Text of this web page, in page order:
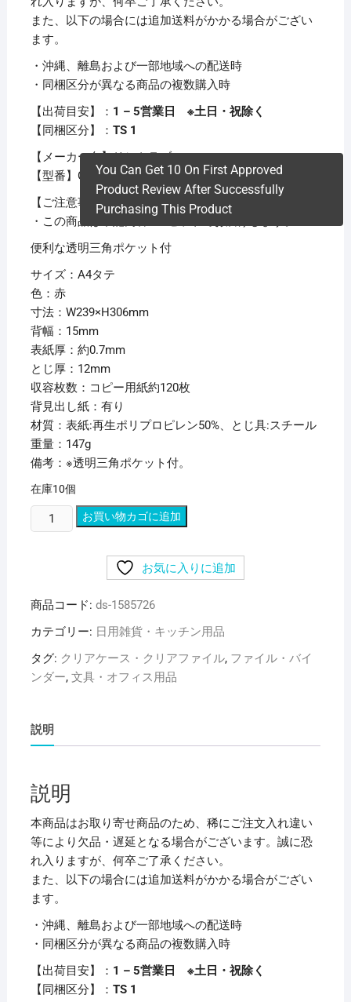
また、以下の場合には追加送料がかかる場合がござい
ます。
・沖縄、離島および一部地域への配送時
・同梱区分が異なる商品の複数購入時
【出荷目安】： 1 – 5営業日 ※土日・祝除く
【同梱区分】： TS 1
【メーカー名】リヒトラブ
【型番】G1210-3
【ご注意事項】
・この商品は下記内容×20セットでお届けします。
便利な透明三角ポケット付
サイズ：A4タテ
色：赤
寸法：W239×H306mm
背幅：15mm
表紙厚：約0.7mm
とじ厚：12mm
収容枚数：コピー用紙約120枚
背見出し紙：有り
材質：表紙:再生ポリプロピレン50%、とじ具:スチール
重量：147g
備考：※透明三角ポケット付。
在庫10個
You Can Get 10 On First Approved
Product Review After Successfully
Purchasing This Product
と
ト
ラ
リ
ク
ス
ト
チ
レ
ス
フ
ァ
イ
ル
A4
タ
テ
120
お買い物カゴに追加
お気に入りに追加
商品コード: ds-1585726
カテゴリー: 日用雑貨・キッチン用品
タグ: クリアケース・クリアファイル, ファイル・バイ
ンダー, 文具・オフィス用品
説明
説明
本商品はお取り寄せ商品のため、稀にご注文入れ違い
等により欠品・遅延となる場合がございます。誠に恐
れ入りますが、何卒ご了承ください。
また、以下の場合には追加送料がかかる場合がござい
ます。
・沖縄、離島および一部地域への配送時
・同梱区分が異なる商品の複数購入時
【出荷目安】： 1 – 5営業日 ※土日・祝除く
【同梱区分】： TS 1